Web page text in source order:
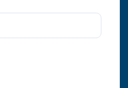
屋の中と窓の外を見る